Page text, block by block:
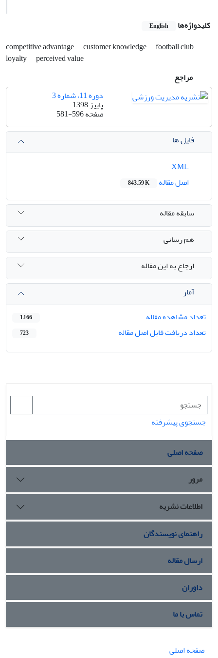
کلیدواژه‌ها English
competitive advantage customer knowledge
football club
loyalty
perceived value
مراجع
دوره 11، شماره 3
پاییز 1398
صفحه581-596
فایل ها
اصل مقاله
843.59 K
سابقه مقاله
هم رسانی
ارجاع به این مقاله
آمار
تعداد مشاهده مقاله
1,166
تعداد دریافت فایل اصل مقاله 723
جستجوی پیشرفته
صفحه اصلی
مرور
اطلاعات نشریه
راهنمای نویسندگان
ارسال مقاله
داوران
تماس با ما
صفحه اصلی